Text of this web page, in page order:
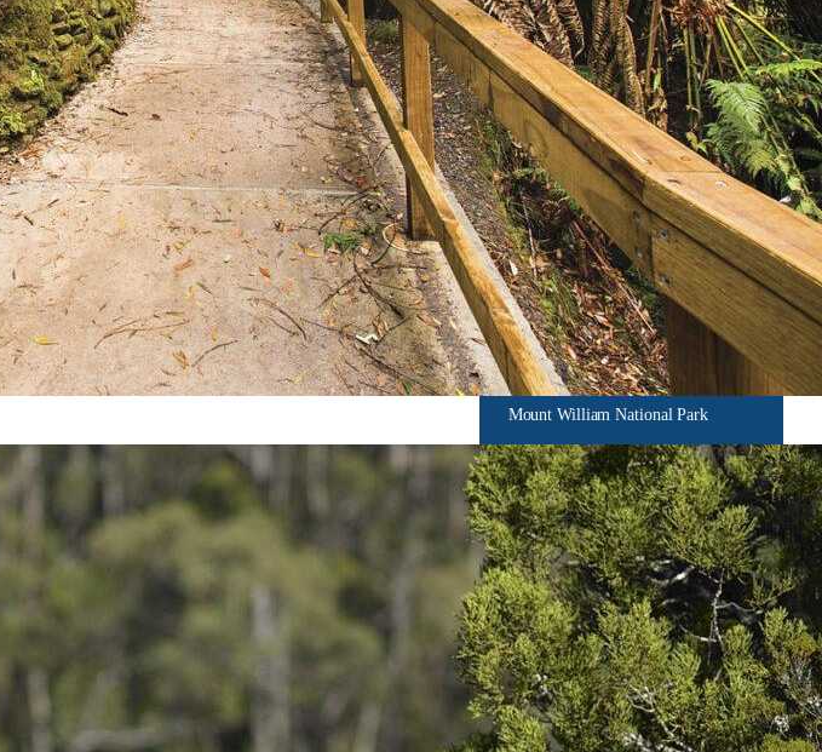
King Island
Launceston
Maria Island
Midden van Tasmanië
Mole Creek Karst National Park
Mount Field National Park
Mount William National Park
Noordkust
Oostkust
Port Arthur
Queenstown
Richmond